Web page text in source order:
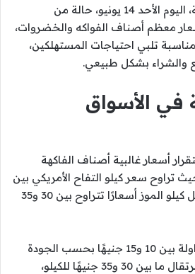
شهدت الأسواق المصرية، اليوم الأحد 14 يونيو، حالة من
معظم أصناف الفواكه والخضروات،
تلبي احتياجات المستهلكين،
والشراء بشكل طبيعي.
في الأسواق
أسعار غالبية أصناف الفاكهة
تراوح سعر كيلو التفاح الأمريكي بين
70 و80 جنيهًا، فيما سجل كيلو الموز أسعارًا تتراوح بين 30 و35
كما تراوح سعر كيلو الفراولة بين 10 و15 جنيهًا بحسب الجودة
والصنف، بينما سجل البرتقال ما بين 30 و35 جنيهًا للكيلو،